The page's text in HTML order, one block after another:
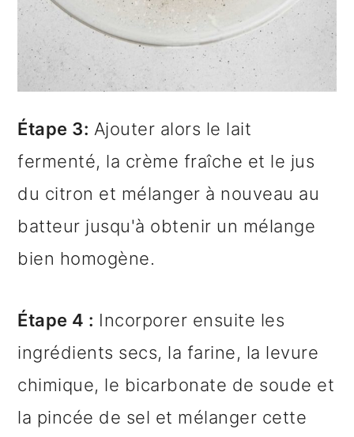
Étape 3: Ajouter alors le lait
fermenté, la crème fraîche et le jus
du citron et mélanger à nouveau au
batteur jusqu'à obtenir un mélange
bien homogène.
Étape 4 : Incorporer ensuite les
ingrédients secs, la farine, la levure
chimique, le bicarbonate de soude et
la pincée de sel et mélanger cette